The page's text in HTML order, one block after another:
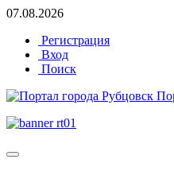
07.08.2026
Регистрация
Вход
Поиск